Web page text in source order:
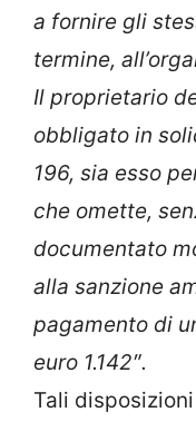
a fornire gli
termine,
Il proprietario
obbligato in
196, sia esso
che omette,
documentato
alla sanzione
pagamento di
euro 1.142″.
Tali